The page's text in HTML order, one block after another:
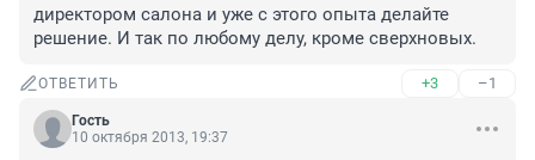
директором салона и уже с этого опыта делайте
решение. И так по любому делу, кроме сверхновых.
ОТВЕТИТЬ +3 –1
Гость
10 октября 2013, 19:37